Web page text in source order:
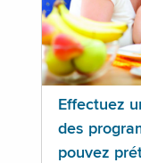
Effectuez
des
pouvez